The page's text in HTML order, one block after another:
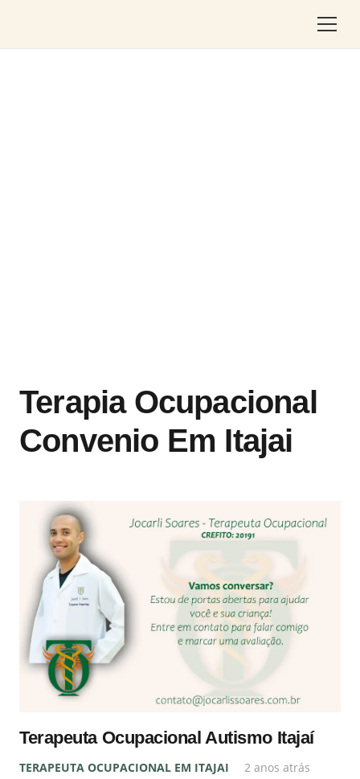
Terapia Ocupacional
Convenio Em Itajai
Terapeuta Ocupacional Autismo Itajaí
TERAPEUTA OCUPACIONAL EM ITAJAI 2 anos atrás